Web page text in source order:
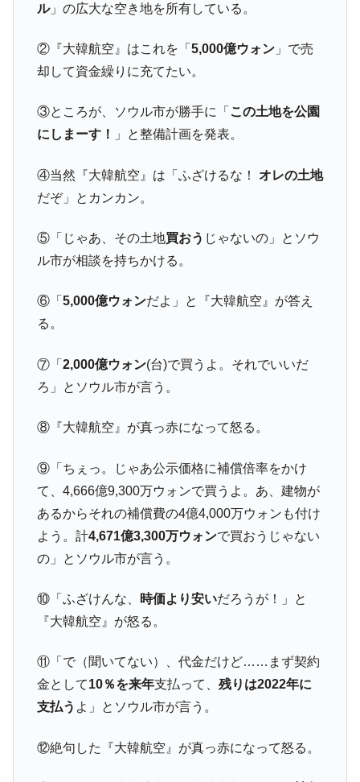
『Money1』
韓国･李在明さっそく不動産対策で浅薄な発
韓国は「中国と同じく」投資に不適格な国
だ。
『Money1』
『韓国銀行』が「金の保有量を増やしま
す」⇒「金を経由するドル入手」手段ではないのか？
ル」まで拡大 ⇒ 海外資金の動きに強く左右される状態
『Money1』
韓国･帰ってきた李在明。李在明を支持しな
『Money1』
韓国大統領府ボンクラ政策室長が告発され
た ⇒ 国家が行った恐るべき株価操作であり、空前の国政壟
『Money1』
韓国･警察職員が「丸刈りになって抗議活
動」
国の過剰生産が世界を蝕む。
『Money1』
韓国製造業「半導体絶好調」のウラで他業
『Money1』
【米韓激突案件】韓国消費者院が『クーパ
『Money1』 韓国で猛暑。南東部では干ばつ
『Money1』
韓国型イージス搭載の次世代駆逐艦
「KDDX」1番艦、2032年竣工と公示
【対日本円】ウォン安が急進！ 日米の協調
に韓国がいっちょがみしたのでは。
『Money1』
韓国政府『BYD』車への補助金を全廃 ⇒ 実
は韓国で『BYD』車は売れている。6カ月で対前年同期比
1.9倍！
『Money1』
在韓米国大使スティールが着韓！⇒ さっそ
く空港に詰めかけ「出て行け！」「極右勢力」のプラカー
ドを掲げる「在韓反米勢力」
韓国政府「2035年までに18.4GW規模のAIデ
ル」の広大な空き地を所有している。
②『大韓航空』はこれを「 5,000億ウォン」で売
却して資金繰りに充てたい。
③ところが、ソウル市が勝手に「 この土地を公園
にしまーす！
」と整備計画を発表。
④当然『大韓航空』は「ふざけるな！ オレの土地
だぞ」とカンカン。
⑤「じゃあ、その土地買おう じゃないの」とソウ
ル市が相談を持ちかける。
⑥「 5,000億ウォンだよ」と『大韓航空』が答え
る。
⑦「 2,000億ウォン(台)で買うよ。それでいいだ
ろ」とソウル市が言う。
⑧『大韓航空』が真っ赤になって怒る。
⑨「ちぇっ。じゃあ公示価格に補償倍率をかけ
て、4,666億9,300万ウォンで買うよ。あ、建物が
あるからそれの補償費の4億4,000万ウォンも付け
よう。計4,671億3,300万ウォンで買おうじゃない
の」とソウル市が言う。
⑩「ふざけんな、 時価より安いだろうが！」と
『大韓航空』が怒る。
⑪「で（聞いてない）、代金だけど……まず契約
金として10％を来年支払って、 残りは2022年に
支払う よ」とソウル市が言う。
⑫絶句した『大韓航空』が真っ赤になって怒る。